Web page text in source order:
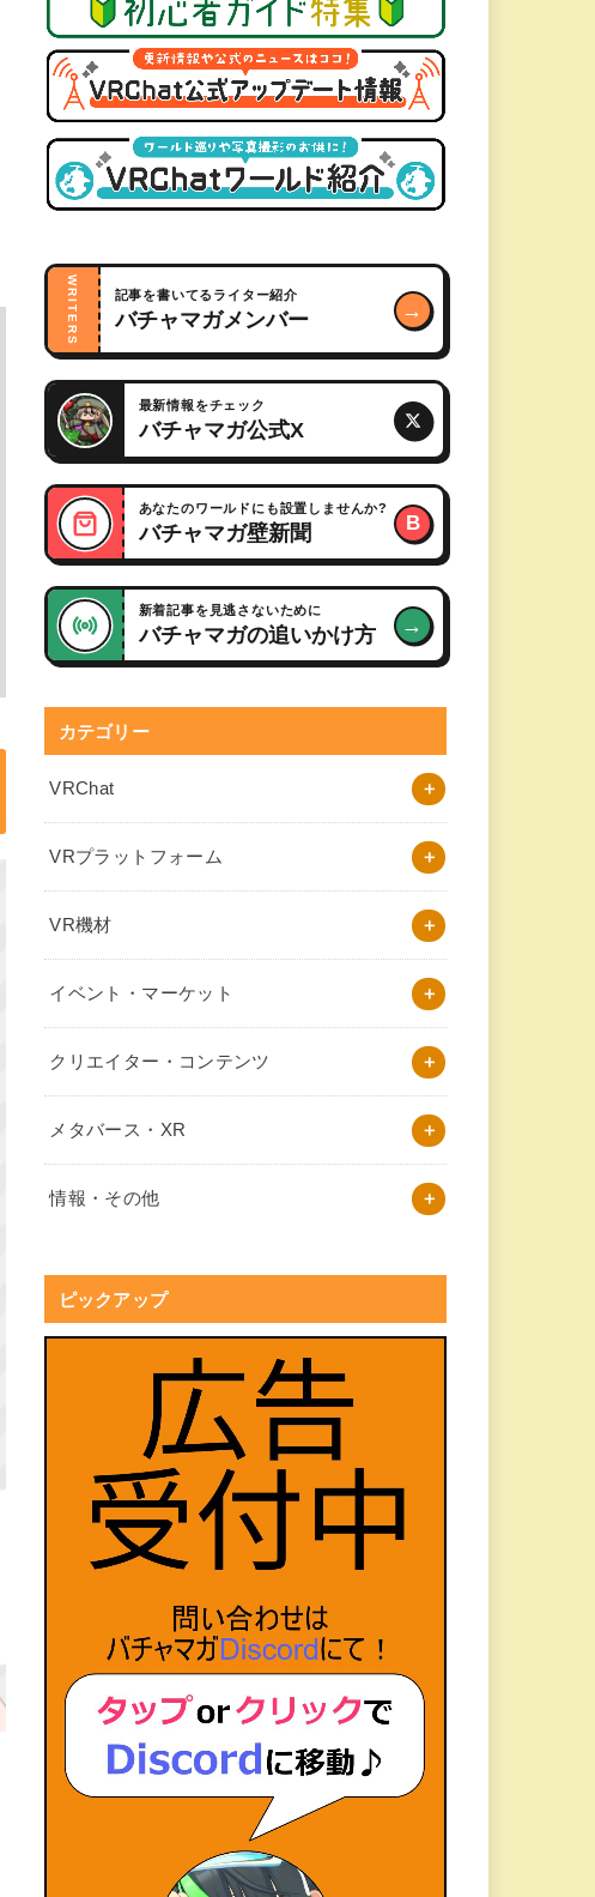
WRITERS 記事を書いてるライター紹介
バチャマガメンバー →
最新情報をチェック
バチャマガ公式X
あなたのワールドにも設置しませんか?
バチャマガ壁新聞 B
新着記事を見逃さないために
バチャマガの追いかけ方 →
カテゴリー
VRChat
VRプラットフォーム
VR機材
イベント・マーケット
クリエイター・コンテンツ
メタバース・XR
情報・その他
ピックアップ